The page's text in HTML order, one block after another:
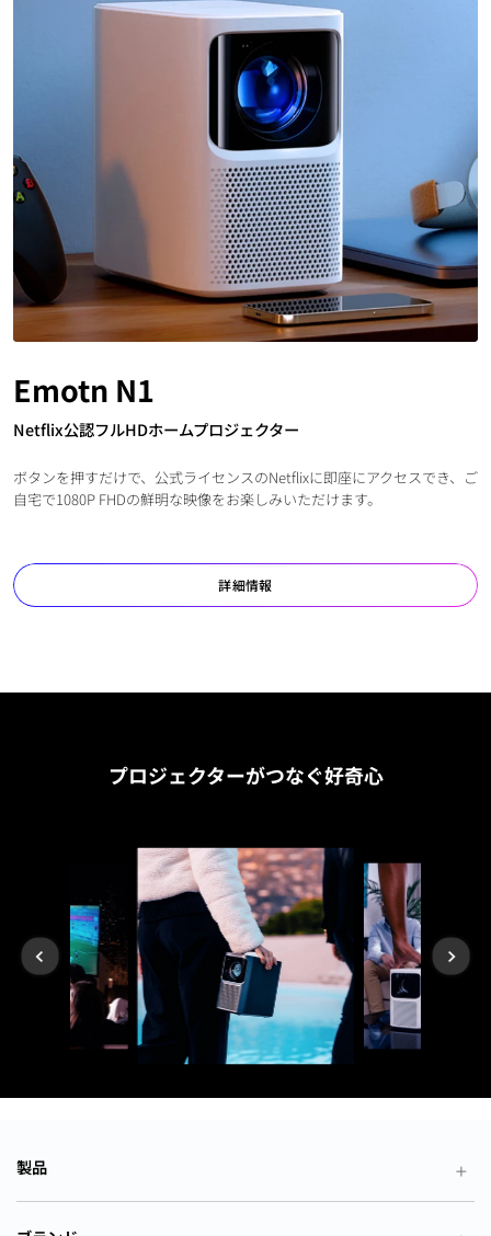
Emotn N1
Netflix公認フルHDホームプロジェクター
ボタンを押すだけで、公式ライセンスのNetflixに即座にアクセスでき、ご
自宅で1080P FHDの鮮明な映像をお楽しみいただけます。
詳細情報
プロジェクターがつなぐ好奇心
製品